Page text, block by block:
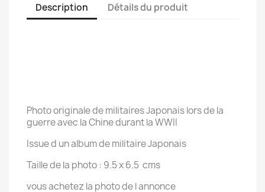
Description Détails du produit
Photo originale de militaires Japonais lors de la
guerre avec la Chine durant la WWII
Issue d un album de militaire Japonais
Taille de la photo : 9.5 x 6.5 cms
vous achetez la photo de l annonce